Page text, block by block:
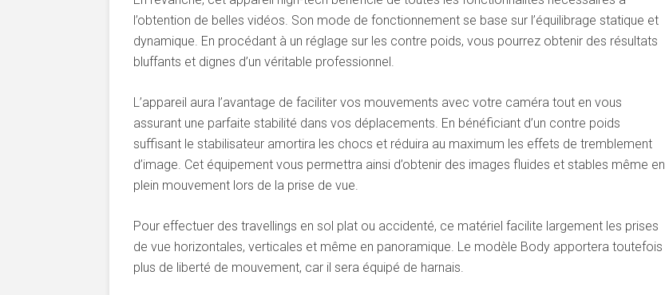
l’obtention de belles vidéos. Son mode de fonctionnement se base sur l’équilibrage statique et
dynamique. En procédant à un réglage sur les contre poids, vous pourrez obtenir des résultats
bluffants et dignes d’un véritable professionnel.
L’appareil aura l’avantage de faciliter vos mouvements avec votre caméra tout en vous
assurant une parfaite stabilité dans vos déplacements. En bénéficiant d’un contre poids
suffisant le stabilisateur amortira les chocs et réduira au maximum les effets de tremblement
d’image. Cet équipement vous permettra ainsi d’obtenir des images fluides et stables même en
plein mouvement lors de la prise de vue.
Pour effectuer des travellings en sol plat ou accidenté, ce matériel facilite largement les prises
de vue horizontales, verticales et même en panoramique. Le modèle Body apportera toutefois
plus de liberté de mouvement, car il sera équipé de harnais.